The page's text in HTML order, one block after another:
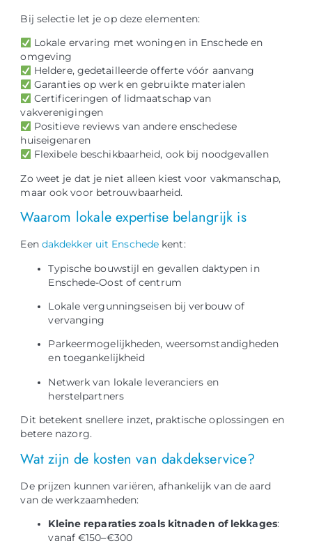
Bij selectie let je op deze elementen:
Lokale ervaring met woningen in Enschede en
omgeving
Heldere, gedetailleerde offerte vóór aanvang
Garanties op werk en gebruikte materialen
Certificeringen of lidmaatschap van
vakverenigingen
Positieve reviews van andere enschedese
huiseigenaren
Flexibele beschikbaarheid, ook bij noodgevallen
Zo weet je dat je niet alleen kiest voor vakmanschap,
maar ook voor betrouwbaarheid.
Waarom lokale expertise belangrijk is
Een dakdekker uit Enschede kent:
Typische bouwstijl en gevallen daktypen in
Enschede-Oost of centrum
Lokale vergunningseisen bij verbouw of
vervanging
Parkeermogelijkheden, weersomstandigheden
en toegankelijkheid
Netwerk van lokale leveranciers en
herstelpartners
Dit betekent snellere inzet, praktische oplossingen en
betere nazorg.
Wat zijn de kosten van dakdekservice?
De prijzen kunnen variëren, afhankelijk van de aard
van de werkzaamheden:
Kleine reparaties zoals kitnaden of lekkages:
vanaf €150–€300